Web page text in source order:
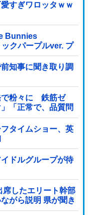
すぎワロッタｗｗ
Bunnies
クパープルver. プ
で展開決定】
知事に聞き取り調
で粉々に 鉄筋ゼ
「正常で、品質問
タイムショー、英
ドルグループが待
席したエリート幹部
がら説明 県が聞き